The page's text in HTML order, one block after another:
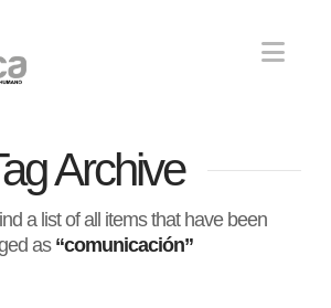
Archive
a list of all items that have been
as “comunicación”